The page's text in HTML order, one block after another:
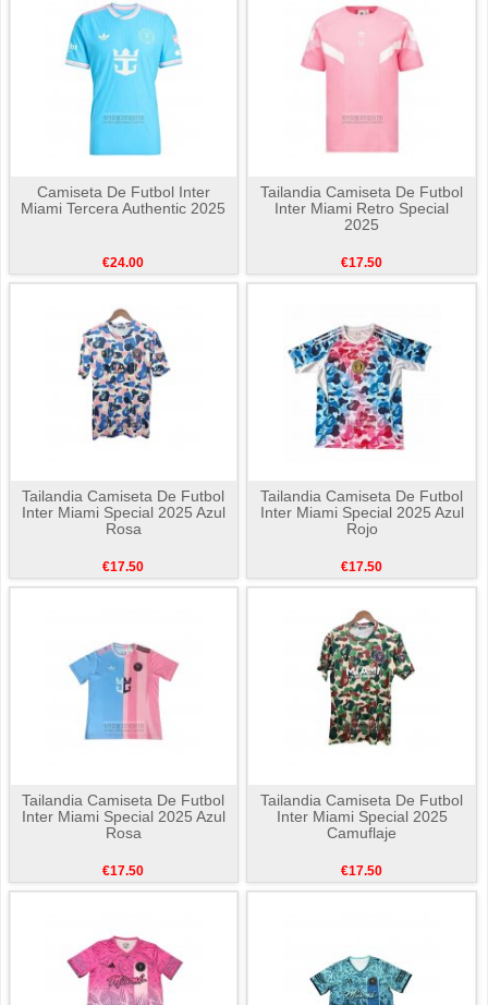
Camiseta De Futbol Inter
Miami Tercera Authentic 2025
€24.00
Tailandia Camiseta De Futbol
Inter Miami Retro Special
2025
€17.50
Tailandia Camiseta De Futbol
Inter Miami Special 2025 Azul
Rosa
€17.50
Tailandia Camiseta De Futbol
Inter Miami Special 2025 Azul
Rojo
€17.50
Tailandia Camiseta De Futbol
Inter Miami Special 2025 Azul
Rosa
€17.50
Tailandia Camiseta De Futbol
Inter Miami Special 2025
Camuflaje
€17.50